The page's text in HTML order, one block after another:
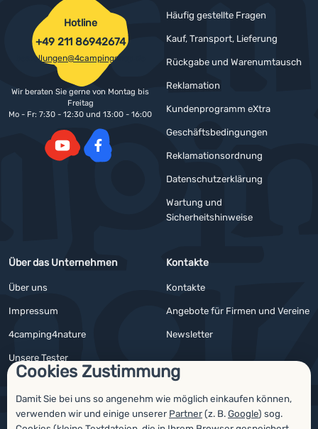
Cookies Zustimmung
Damit Sie bei uns so angenehm wie möglich einkaufen können,
verwenden wir und einige unserer Partner(z. B.Google) sog.
Häufig gestellte Fragen
Kauf, Transport, Lieferung
Rückgabe und Warenumtausch
Reklamation
Kundenprogramm eXtra
Geschäftsbedingungen
Reklamationsordnung
Datenschutzerklärung
Wartung und
Sicherheitshinweise
Über das Unternehmen
Über uns
Impressum
4camping4nature
Unsere Tester
Kontakte
Kontakte
Angebote für Firmen und Vereine
Newsletter
Hotline
+49 211 86942674
bestellungen@4campingshop.de
Wir beraten Sie gerne von Montag bis
Freitag
Mo - Fr: 7:30 - 12:30 und 13:00 - 16:00
Auszeichnungen